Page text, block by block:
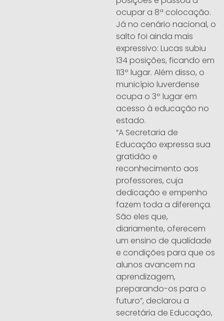
ocupar a 8ª colocação.
Já no cenário nacional, o
salto foi ainda mais
expressivo: Lucas subiu
134 posições, ficando em
113º lugar. Além disso, o
município luverdense
ocupa o 3º lugar em
acesso à educação no
estado.
“A Secretaria de
Educação expressa sua
gratidão e
reconhecimento aos
professores, cuja
dedicação e empenho
fazem toda a diferença.
São eles que,
diariamente, oferecem
um ensino de qualidade
e condições para que os
alunos avancem na
aprendizagem,
preparando-os para o
futuro”, declarou a
secretária de Educação,